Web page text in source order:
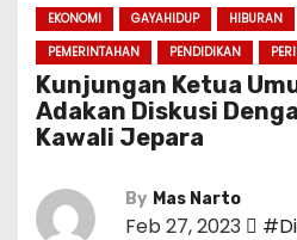
EKONOMI GAYAHIDUP HIBURAN
PEMERINTAHAN
PENDIDIKAN
Kunjungan Ketua
Adakan Diskusi
Kawali Jepara
By Mas Narto
Feb 27, 2023